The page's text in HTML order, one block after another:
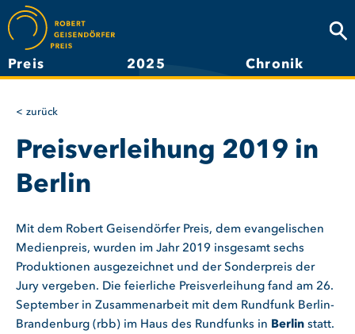
Direkt
zum
Inhalt
Preis 2025 Chronik
zurück
Preisverleihung 2019 in
Berlin
Mit dem Robert Geisendörfer Preis, dem evangelischen
Medienpreis, wurden im Jahr 2019 insgesamt sechs
Produktionen ausgezeichnet und der Sonderpreis der
Jury vergeben. Die feierliche Preisverleihung fand am 26.
September in Zusammenarbeit mit dem Rundfunk Berlin-
Brandenburg (rbb) im Haus des Rundfunks in Berlin statt.